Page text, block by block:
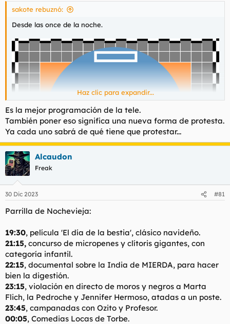
sakote rebuznó:
Desde las once de la noche.
Haz clic para expandir...
Es la mejor programación de la tele.
También poner eso significa una nueva forma de protesta.
Ya cada uno sabrá de qué tiene que protestar...
Alcaudon
Freak
30 Dic 2023 #81
Parrilla de Nochevieja:
19:30, película 'El día de la bestia', clásico navideño.
21:15, concurso de micropenes y clítoris gigantes, con
categoría infantil.
22:15, documental sobre la India de MIERDA, para hacer
bien la digestión.
23:15, violación en directo de moros y negros a Marta
Flich, la Pedroche y Jennifer Hermoso, atadas a un poste.
23:45, campanadas con Ozito y Profesor.
00:05, Comedias Locas de Torbe.